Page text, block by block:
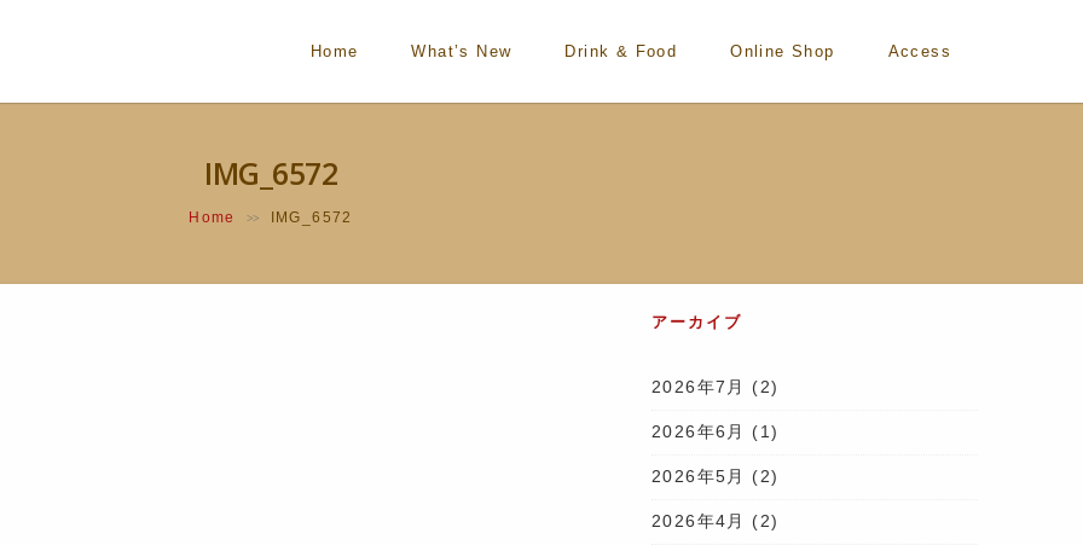
Home What’s New Drink & Food Online Shop Access
IMG_6572
Home >> IMG_6572
アーカイブ
2026年7月 (2)
2026年6月 (1)
2026年5月 (2)
2026年4月 (2)